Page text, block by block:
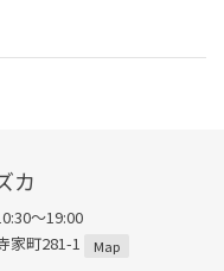
カ
～19:00
家町281-1
Map